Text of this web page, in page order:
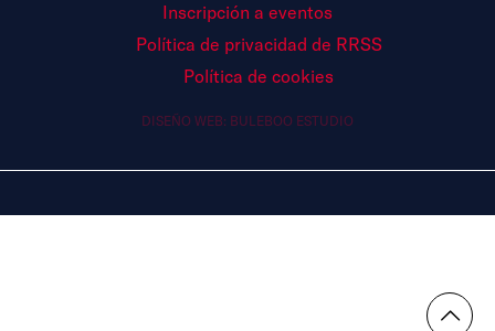
Inscripción a eventos
Política de privacidad de RRSS
Política de cookies
DISEÑO WEB: BULEBOO ESTUDIO